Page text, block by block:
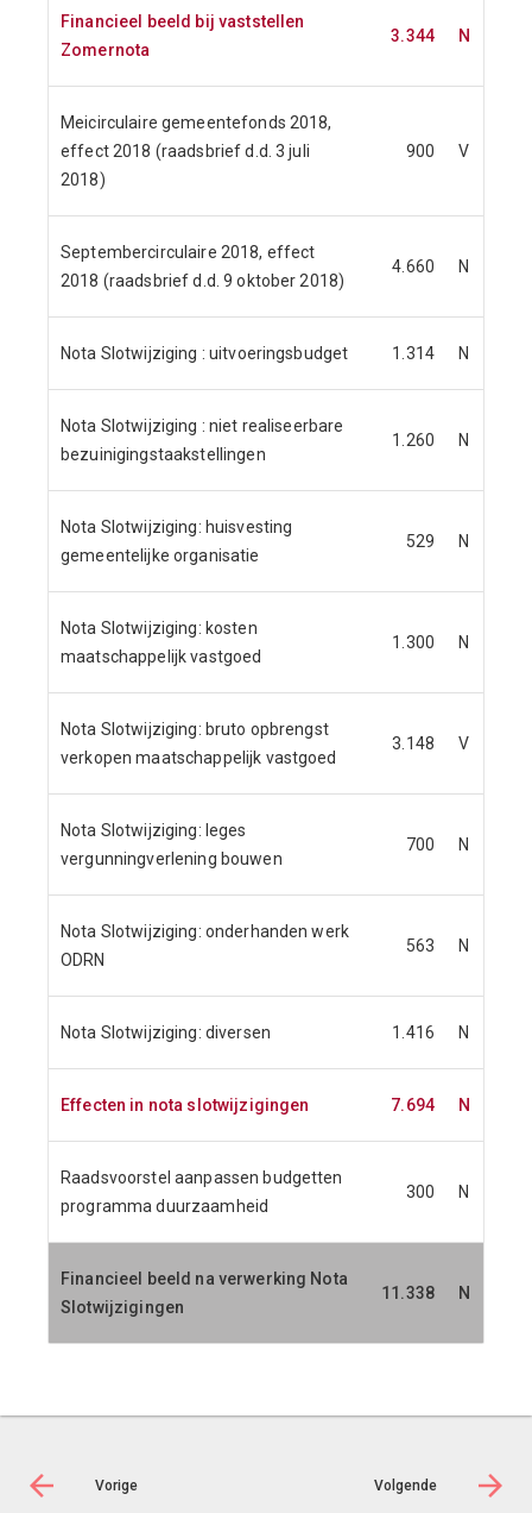
Financieel beeld bij vaststellen
Zomernota
3.344 N
Meicirculaire gemeentefonds 2018,
effect 2018 (raadsbrief d.d. 3 juli
2018)
900 V
Septembercirculaire 2018, effect
2018 (raadsbrief d.d. 9 oktober 2018)
4.660 N
Nota Slotwijziging : uitvoeringsbudget 1.314 N
Nota Slotwijziging : niet realiseerbare
bezuinigingstaakstellingen
1.260 N
Nota Slotwijziging: huisvesting
gemeentelijke organisatie
529 N
Nota Slotwijziging: kosten
maatschappelijk vastgoed
1.300 N
Nota Slotwijziging: bruto opbrengst
verkopen maatschappelijk vastgoed
3.148 V
Nota Slotwijziging: leges
vergunningverlening bouwen
700 N
Nota Slotwijziging: onderhanden werk
ODRN
563 N
Nota Slotwijziging: diversen 1.416 N
Effecten in nota slotwijzigingen 7.694 N
Raadsvoorstel aanpassen budgetten
programma duurzaamheid
300 N
Financieel beeld na verwerking Nota
Slotwijzigingen
11.338 N
Vorige Volgende